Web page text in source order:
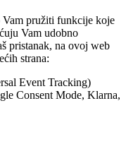
Vam pružiti funkcije koje
Vam udobno
pristanak, na ovoj web
strana:
Event Tracking)
Consent Mode, Klarna,